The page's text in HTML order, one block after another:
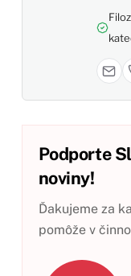
Podporte
noviny!
Ďakujeme za
pomôže v